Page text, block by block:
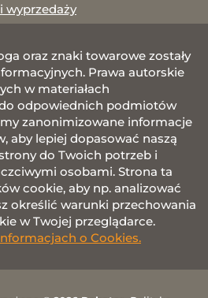
wyprzedaży
oraz znaki towarowe zostały
Prawa autorskie
w materiałach
odpowiednich podmiotów
zanonimizowane informacje
aby lepiej dopasować naszą
do Twoich potrzeb i
osobami. Strona ta
cookie, aby np. analizować
określić warunki przechowania
w Twojej przeglądarce.
o Cookies.